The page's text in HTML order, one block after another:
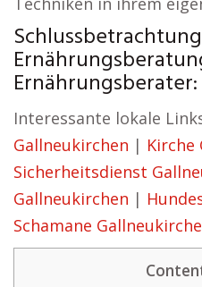
Schlussbetrachtung
Ernährungsberater:
Interessante lokale
Gallneukirchen | Kirche
Sicherheitsdienst
Gallneukirchen |
Schamane